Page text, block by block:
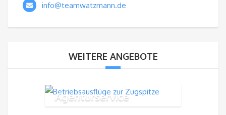
info@teamwatzmann.de
WEITERE ANGEBOTE
Agenturservice